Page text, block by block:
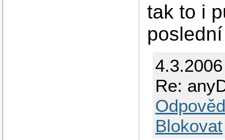
tak to i
Re:
Blokovat